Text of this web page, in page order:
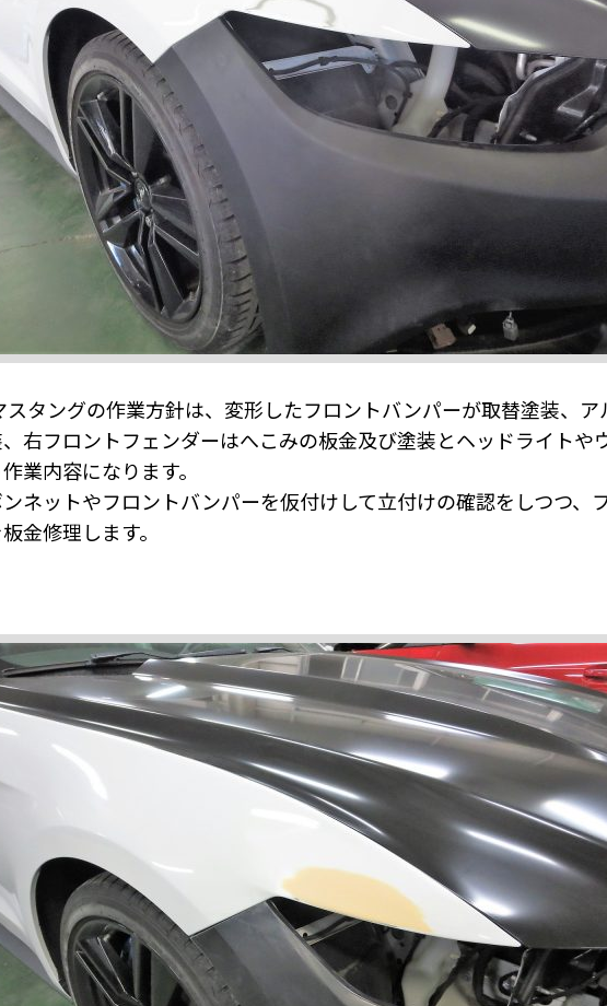
タングの作業方針は、変形したフロントバンパーが取替塗装、ア
右フロントフェンダーはへこみの板金及び塗装とヘッドライトや
業内容になります。
ネットやフロントバンパーを仮付けして立付けの確認をしつつ、
金修理します。